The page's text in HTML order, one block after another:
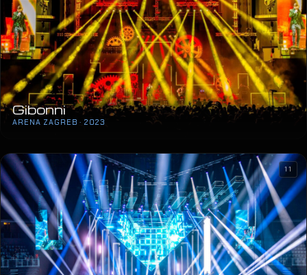
Gibonni
ARENA ZAGREB · 2023
11